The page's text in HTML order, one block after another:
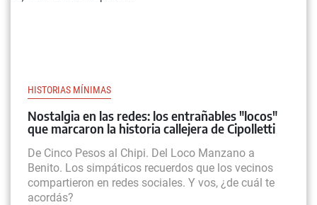
HISTORIAS MÍNIMAS
Nostalgia en las redes: los entrañables "locos"
que marcaron la historia callejera de Cipolletti
De Cinco Pesos al Chipi. Del Loco Manzano a
Benito. Los simpáticos recuerdos que los vecinos
compartieron en redes sociales. Y vos, ¿de cuál te
acordás?